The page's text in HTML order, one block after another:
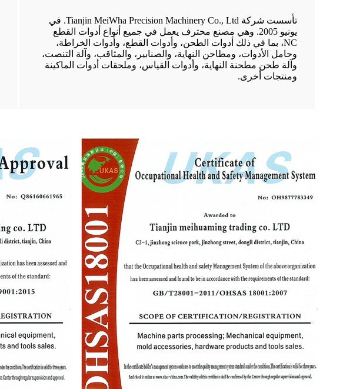
تأسست شركة Tianjin MeiWha Precision Machinery Co., Ltd. في
يونيو 2005. وهي مصنع محترف يعمل في جميع أنواع أدوات القطع
NC، بما في ذلك أدوات الطحن، وأدوات القطع، وأدوات الخراطة،
وحامل الأدوات، ومطاحن النهاية، والصنابير، والمثاقب، وآلة التنصت،
وآلة طحن مطحنة النهاية، وأدوات القياس، وملحقات أدوات الماكينة
ومنتجات أخرى.